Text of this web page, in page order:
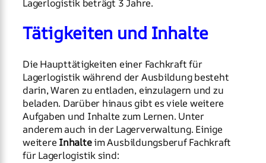
Lagerlogistik beträgt 3 Jahre.
Tätigkeiten und Inhalte
Die Haupttätigkeiten einer Fachkraft für
Lagerlogistik während der Ausbildung besteht
darin, Waren zu entladen, einzulagern und zu
beladen. Darüber hinaus gibt es viele weitere
Aufgaben und Inhalte zum Lernen. Unter
anderem auch in der Lagerverwaltung. Einige
weitere Inhalteim Ausbildungsberuf Fachkraft
für Lagerlogistik sind: